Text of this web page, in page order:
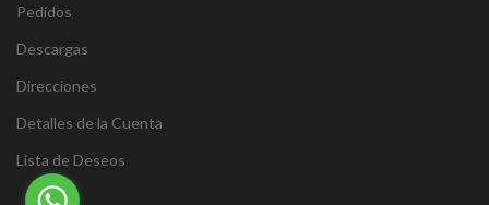
Pedidos
Descargas
Direcciones
Detalles de la Cuenta
Lista de Deseos